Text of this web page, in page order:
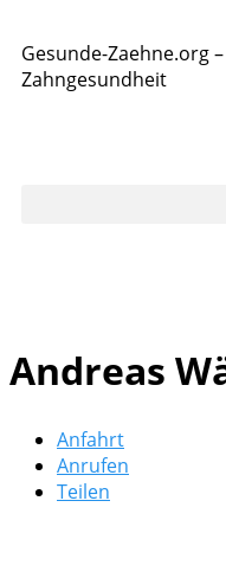
Gesunde-Zaehne.org
Zahngesundheit
Andreas
Anfahrt
Anrufen
Teilen